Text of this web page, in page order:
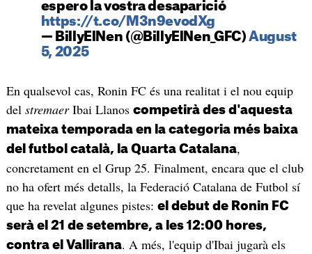
espero la vostra desaparició
https://t.co/M3n9evodXg
— BillyElNen (@BillyElNen_GFC)August
5, 2025
En qualsevol cas, Ronin FC és una realitat i el nou equip
del stremaerIbai Llanos competirà des d'aquesta
mateixa temporada en la categoria més baixa
del futbol català, la Quarta Catalana,
concretament en el Grup 25. Finalment, encara que el club
no ha ofert més detalls, la Federació Catalana de Futbol sí
que ha revelat algunes pistes: el debut de Ronin FC
serà el 21 de setembre, a les 12:00 hores,
contra el Vallirana. A més, l'equip d'Ibai jugarà els